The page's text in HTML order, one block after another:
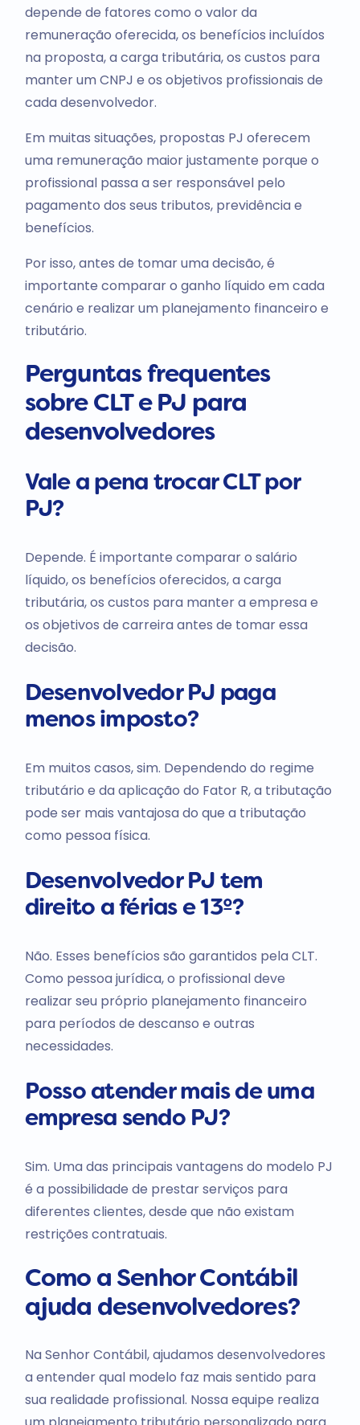
depende de fatores como o valor da
remuneração oferecida, os benefícios incluídos
na proposta, a carga tributária, os custos para
manter um CNPJ e os objetivos profissionais de
cada desenvolvedor.
Em muitas situações, propostas PJ oferecem
uma remuneração maior justamente porque o
profissional passa a ser responsável pelo
pagamento dos seus tributos, previdência e
benefícios.
Por isso, antes de tomar uma decisão, é
importante comparar o ganho líquido em cada
cenário e realizar um planejamento financeiro e
tributário.
Perguntas frequentes
sobre CLT e PJ para
desenvolvedores
Vale a pena trocar CLT por
PJ?
Depende. É importante comparar o salário
líquido, os benefícios oferecidos, a carga
tributária, os custos para manter a empresa e
os objetivos de carreira antes de tomar essa
decisão.
Desenvolvedor PJ paga
menos imposto?
Em muitos casos, sim. Dependendo do regime
tributário e da aplicação do Fator R, a tributação
pode ser mais vantajosa do que a tributação
como pessoa física.
Desenvolvedor PJ tem
direito a férias e 13º?
Não. Esses benefícios são garantidos pela CLT.
Como pessoa jurídica, o profissional deve
realizar seu próprio planejamento financeiro
para períodos de descanso e outras
necessidades.
Posso atender mais de uma
empresa sendo PJ?
Sim. Uma das principais vantagens do modelo PJ
é a possibilidade de prestar serviços para
diferentes clientes, desde que não existam
restrições contratuais.
Como a Senhor Contábil
ajuda desenvolvedores?
Na Senhor Contábil, ajudamos desenvolvedores
a entender qual modelo faz mais sentido para
sua realidade profissional. Nossa equipe realiza